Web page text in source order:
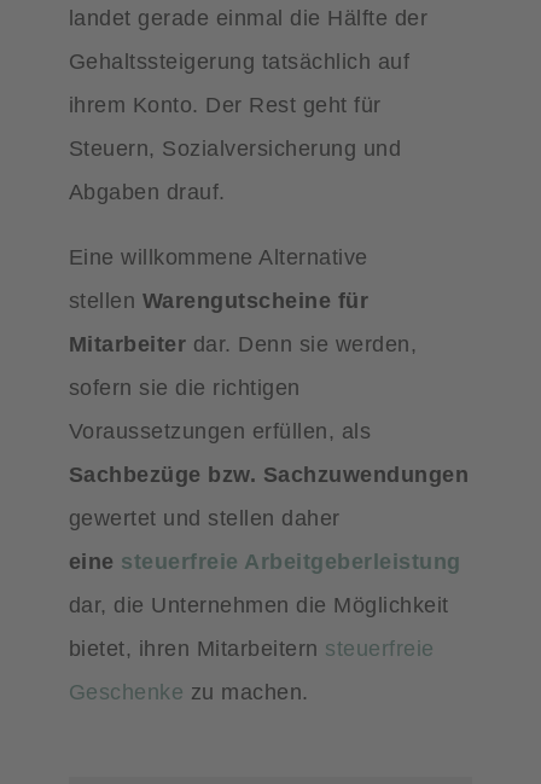
landet gerade einmal die Hälfte der
Gehaltssteigerung tatsächlich auf
ihrem Konto. Der Rest geht für
Steuern, Sozialversicherung und
Abgaben drauf.
Eine willkommene Alternative
stellen Warengutscheine für
Mitarbeiter dar. Denn sie werden,
sofern sie die richtigen
Voraussetzungen erfüllen, als
Sachbezüge bzw. Sachzuwendungen
gewertet und stellen daher
eine steuerfreie Arbeitgeberleistung
dar, die Unternehmen die Möglichkeit
bietet, ihren Mitarbeitern steuerfreie
Geschenke zu machen.